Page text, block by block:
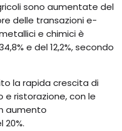
sono aumentate del
delle transazioni e-
e chimici è
e del 12,2%, secondo
la rapida crescita di
e ristorazione, con le
aumento